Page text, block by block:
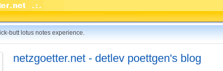
butt lotus notes experience.
netzgoetter.net - detlev poettgen's blog